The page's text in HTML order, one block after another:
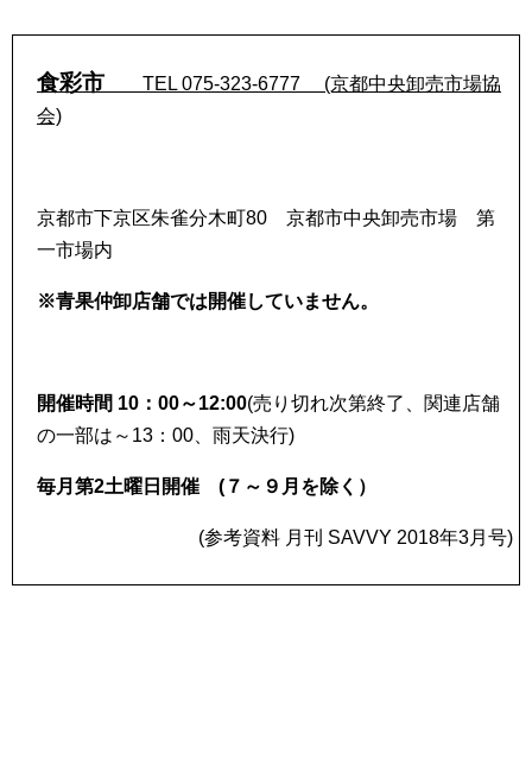
食彩市 TEL 075-323-6777 (京都中央卸売市場協
会)
京都市下京区朱雀分木町80 京都市中央卸売市場 第
一市場内
※青果仲卸店舗では開催していません。
開催時間 10：00～12:00(売り切れ次第終了、関連店舗
の一部は～13：00、雨天決行)
毎月第2土曜日開催 (７～９月を除く）
(参考資料 月刊 SAVVY 2018年3月号)